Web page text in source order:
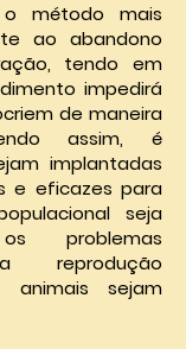
método mais
ao abandono
tendo em
impedirá
de maneira
assim, é
implantadas
e eficazes para
seja
problemas
reprodução
animais sejam